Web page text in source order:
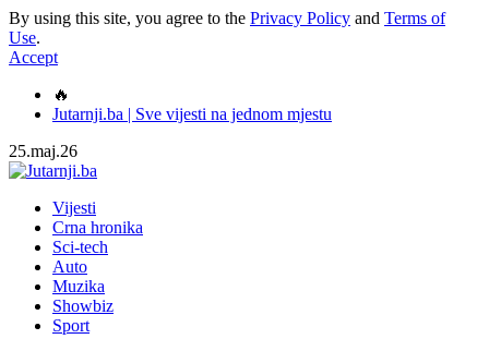
By using this site, you agree to the Privacy Policy and Terms of
Use.
Accept
🔥
Jutarnji.ba | Sve vijesti na jednom mjestu
25.maj.26
Vijesti
Crna hronika
Sci-tech
Auto
Muzika
Showbiz
Sport